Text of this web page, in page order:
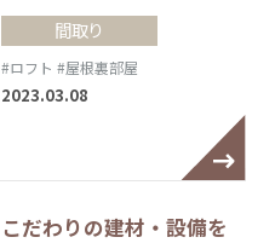
間取り
#ロフト #屋根裏部屋
2023.03.08
こだわりの建材・設備を